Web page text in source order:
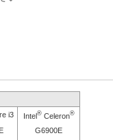
i3 Intel®Celeron®
G6900E